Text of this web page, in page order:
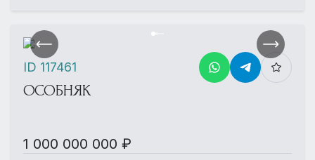
ОСОБНЯК
1 000 000 000 ₽
ID 117461